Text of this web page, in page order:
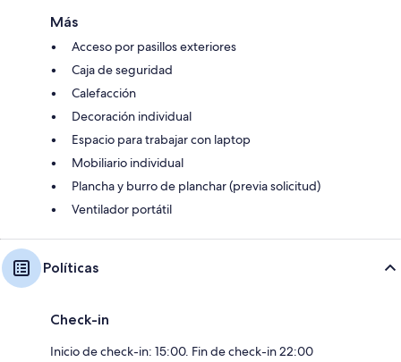
Más
Acceso por pasillos exteriores
Caja de seguridad
Calefacción
Decoración individual
Espacio para trabajar con laptop
Mobiliario individual
Plancha y burro de planchar (previa solicitud)
Ventilador portátil
Políticas
Check-in
Inicio de check-in: 15:00. Fin de check-in 22:00